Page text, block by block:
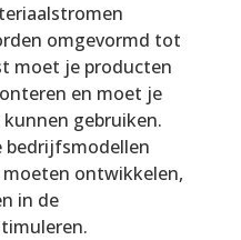
omgevormd tot
moet je producten
en moet je
gebruiken.
bedrijfsmodellen
moeten ontwikkelen,
in de